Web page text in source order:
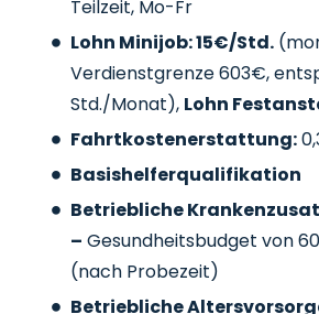
Teilzeit, Mo-Fr
Lohn Minijob: 15€/Std.
Verdienstgrenze 603€,
Std./Monat), Lohn
Fahrtkostenerstattung:
Basishelferqualifikation
Betriebliche
– Gesundheitsbudget von
(nach Probezeit)
Betriebliche